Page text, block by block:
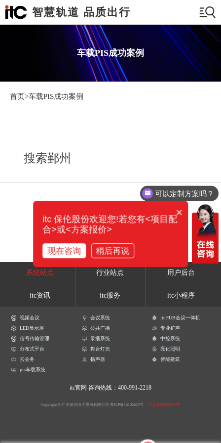
智慧轨道 品质出行
车载PIS成功案例
首页>车载PIS成功案例
搜索鄞州
系统站点 行业站点 用户后台
itc资讯 itc服务 itc小程序
视频会议 会议系统
itcHUB会议一体机
LED显示屏
公共广播
专业扩声
信号传输管理
录播系统
中控系统
分布式平台
舞台灯光
亮化照明
云会务
扬声器
智能建筑
pis车载系统
itc官网 咨询热线：400-991-2218
Copyright © 广东保伦电子股份有限公司 粤ICP备16106620号 产品参数解释声明
可以定制方案吗？
×
itc 保伦股份欢迎您!若您有<项目配
合>或<方案报价>
现在咨询 稍后再说